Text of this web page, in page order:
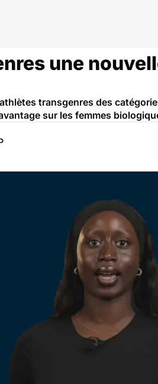
une
transgenres des
sur les femmes